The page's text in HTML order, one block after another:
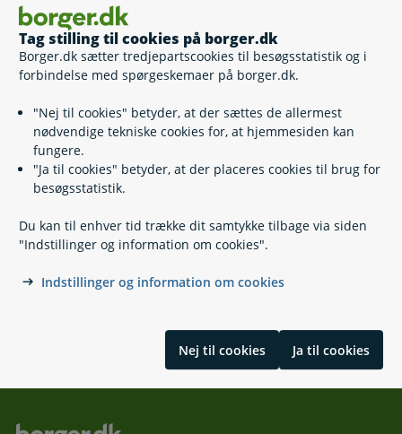
Tag stilling til cookies på borger.dk
Borger.dk sætter tredjepartscookies til besøgsstatistik og i
forbindelse med spørgeskemaer på borger.dk.
"Nej til cookies" betyder, at der sættes de allermest
nødvendige tekniske cookies for, at hjemmesiden kan
fungere.
"Ja til cookies" betyder, at der placeres cookies til brug for
besøgsstatistik.
Du kan til enhver tid trække dit samtykke tilbage via siden
"Indstillinger og information om cookies".
Indstillinger og information om cookies
Nej til cookies Ja til cookies
Læs også
Relaterede emner
Om pension
Lovbaserede pensioner
Arbejdsmarkedspensioner
Individuelle pensioner
Arbejdsmarkeds- og individuel pension til udlandet
Pension er også forsikring
Arbejdsmarked og Rekruttering